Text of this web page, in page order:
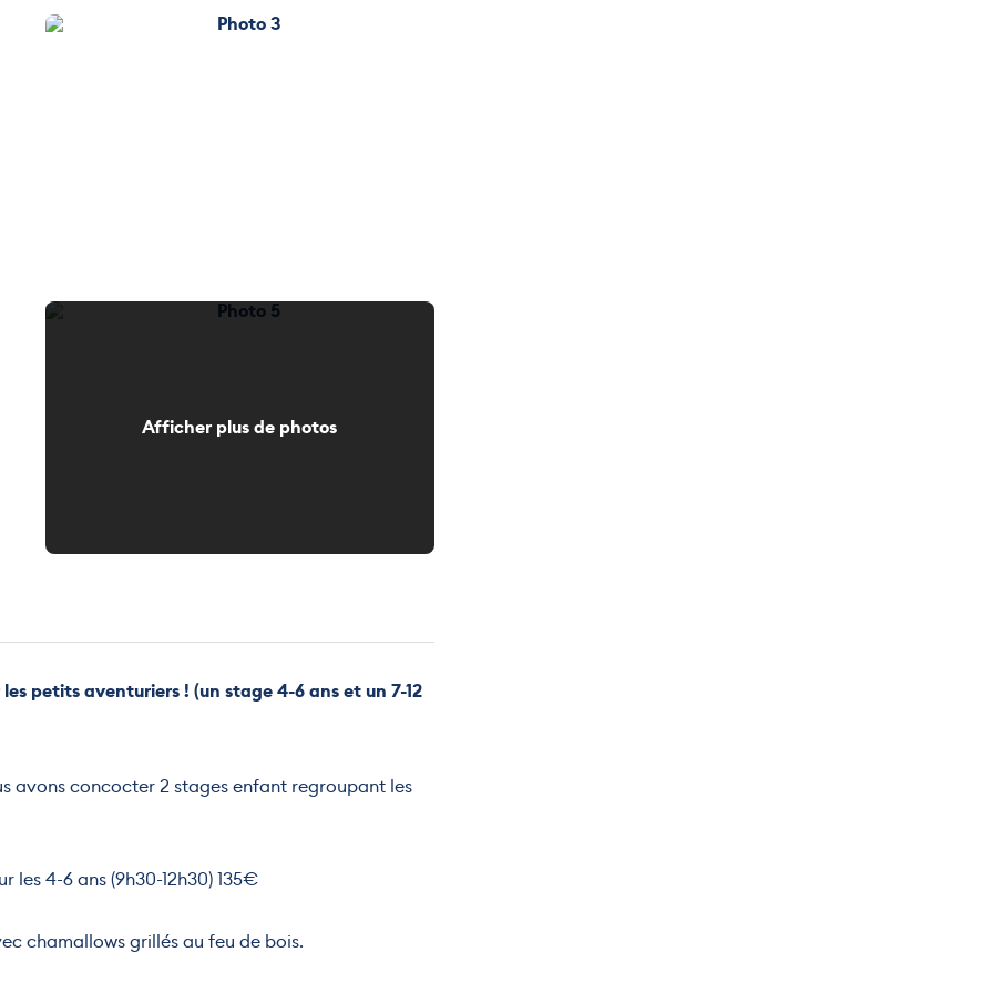
Photo 3
Afficher plus de photos
Photo 5
petits aventuriers ! (un stage 4-6 ans et un 7-12
avons concocter 2 stages enfant regroupant les
4-6 ans (9h30-12h30) 135€
chamallows grillés au feu de bois.